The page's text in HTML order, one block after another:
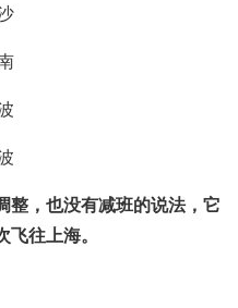
整，也没有减班的说法，它
往上海。